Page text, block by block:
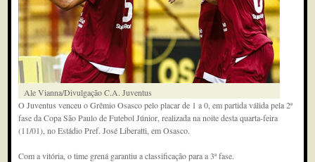
Ale Vianna/Divulgação C.A. Juventus
O Juventus venceu o Grêmio Osasco pelo placar de 1 a 0, em partida válida pela 2ª
fase da Copa São Paulo de Futebol Júnior, realizada na noite desta quarta-feira
(11/01), no Estádio Pref. José Liberatti, em Osasco.
Com a vitória, o time grená garantiu a classificação para a 3ª fase.